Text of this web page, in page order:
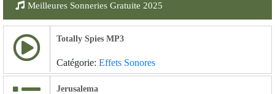
Meilleures Sonneries Gratuite 2025
Totally Spies MP3
Catégorie: Effets Sonores
Jerusalema